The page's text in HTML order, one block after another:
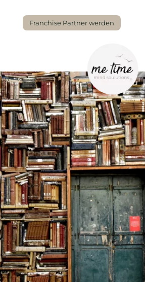
Franchise Partner werden